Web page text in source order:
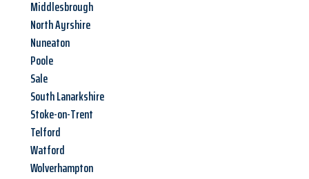
Middlesbrough
North Ayrshire
Nuneaton
Poole
Sale
South Lanarkshire
Stoke-on-Trent
Telford
Watford
Wolverhampton